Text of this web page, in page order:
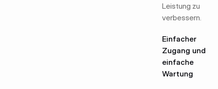
Leistung zu
verbessern.
Einfacher
Zugang und
einfache
Wartung